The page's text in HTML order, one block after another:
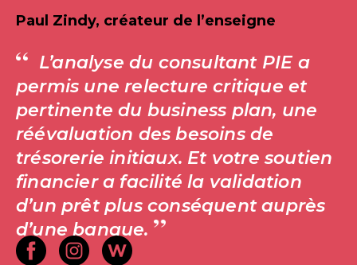
Paul Zindy, créateur de l’enseigne
L’analyse du consultant PIE a
permis une relecture critique et
pertinente du business plan, une
réévaluation des besoins de
trésorerie initiaux. Et votre soutien
financier a facilité la validation
d’un prêt plus conséquent auprès
d’une banque.